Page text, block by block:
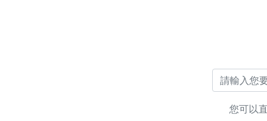
您可以
感謝 【新竹縣新